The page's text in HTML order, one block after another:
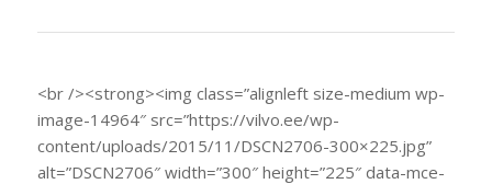
<br /><strong><img class=”alignleft size-medium wp-
image-14964″ src=”https://vilvo.ee/wp-
content/uploads/2015/11/DSCN2706-300×225.jpg”
alt=”DSCN2706″ width=”300″ height=”225″ data-mce-